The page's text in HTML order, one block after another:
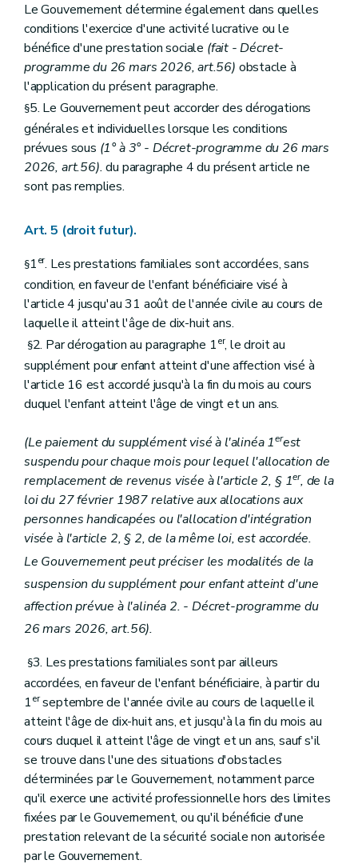
Le Gouvernement détermine également dans quelles
conditions l'exercice d'une activité lucrative ou le
bénéfice d'une prestation sociale (fait - Décret-
programme du 26 mars 2026, art.56) obstacle à
l'application du présent paragraphe.
§5. Le Gouvernement peut accorder des dérogations
générales et individuelles lorsque les conditions
prévues sous (1° à 3° - Décret-programme du 26 mars
2026, art.56).du paragraphe 4 du présent article ne
sont pas remplies.
Art. 5 (droit futur).
§1er. Les prestations familiales sont accordées, sans
condition, en faveur de l'enfant bénéficiaire visé à
l'article 4 jusqu'au 31 août de l'année civile au cours de
laquelle il atteint l'âge de dix-huit ans.
§2. Par dérogation au paragraphe 1er, le droit au
supplément pour enfant atteint d'une affection visé à
l'article 16 est accordé jusqu'à la fin du mois au cours
duquel l'enfant atteint l'âge de vingt et un ans.
(Le paiement du supplément visé à l'alinéa 1erest
suspendu pour chaque mois pour lequel l'allocation de
remplacement de revenus visée à l'article 2, § 1er, de la
loi du 27 février 1987 relative aux allocations aux
personnes handicapées ou l'allocation d'intégration
visée à l'article 2, § 2, de la même loi, est accordée.
Le Gouvernement peut préciser les modalités de la
suspension du supplément pour enfant atteint d'une
affection prévue à l'alinéa 2. - Décret-programme du
26 mars 2026, art.56).
§3. Les prestations familiales sont par ailleurs
accordées, en faveur de l'enfant bénéficiaire, à partir du
1erseptembre de l'année civile au cours de laquelle il
atteint l'âge de dix-huit ans, et jusqu'à la fin du mois au
cours duquel il atteint l'âge de vingt et un ans, sauf s'il
se trouve dans l'une des situations d'obstacles
déterminées par le Gouvernement, notamment parce
qu'il exerce une activité professionnelle hors des limites
fixées par le Gouvernement, ou qu'il bénéficie d'une
prestation relevant de la sécurité sociale non autorisée
par le Gouvernement.